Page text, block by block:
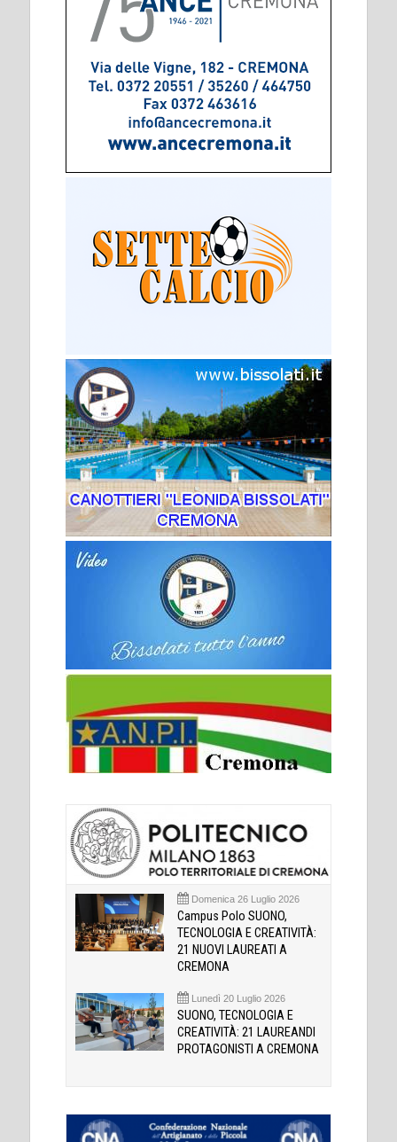
Domenica 26 Luglio 2026
Campus Polo SUONO,
TECNOLOGIA E CREATIVITÀ:
21 NUOVI LAUREATI A
CREMONA
Lunedì 20 Luglio 2026
SUONO, TECNOLOGIA E
CREATIVITÀ: 21 LAUREANDI
PROTAGONISTI A CREMONA